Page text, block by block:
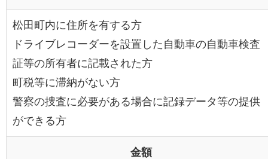
松田町内に住所を有する方
ドライブレコーダーを設置した自動車の自動車検査
証等の所有者に記載された方
町税等に滞納がない方
警察の捜査に必要がある場合に記録データ等の提供
ができる方
金額